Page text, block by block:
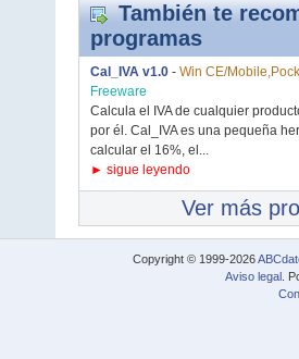
También te
programas
Cal_IVA v1.0 - Win CE/
Freeware
Calcula el IVA de cualquier
por él. Cal_IVA es una pequeña
calcular el 16%, el...
► sigue leyendo
Ver más
Copyright © 1999-2026
Aviso legal .